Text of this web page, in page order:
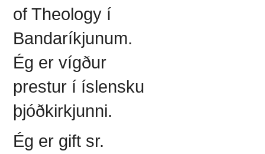
of Theology í
Bandaríkjunum.
Ég er vígður
prestur í íslensku
þjóðkirkjunni.
Ég er gift sr.